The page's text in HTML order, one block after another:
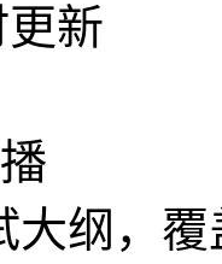
新
大纲，